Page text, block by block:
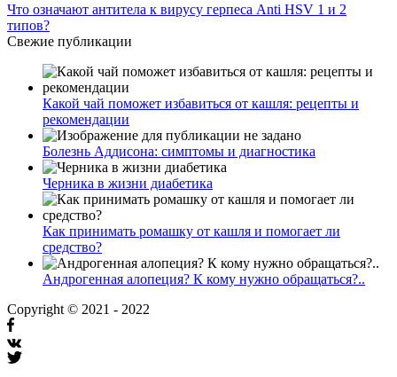
Что означают антитела к вирусу герпеса Anti HSV 1 и 2
типов?
Свежие публикации
Какой чай поможет избавиться от кашля: рецепты и
рекомендации
Болезнь Аддисона: симптомы и диагностика
Черника в жизни диабетика
Как принимать ромашку от кашля и помогает ли
средство?
Андрогенная алопеция? К кому нужно обращаться?..
Copyright © 2021 - 2022